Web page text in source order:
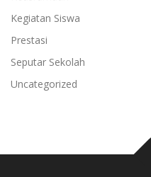
Kegiatan Siswa
Prestasi
Seputar Sekolah
Uncategorized